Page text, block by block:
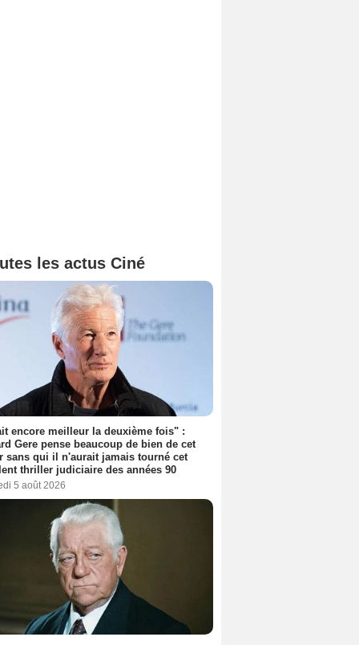
les actus Ciné
encore meilleur la deuxième fois" :
Gere pense beaucoup de bien de cet
sans qui il n'aurait jamais tourné cet
thriller judiciaire des années 90
5 août 2026